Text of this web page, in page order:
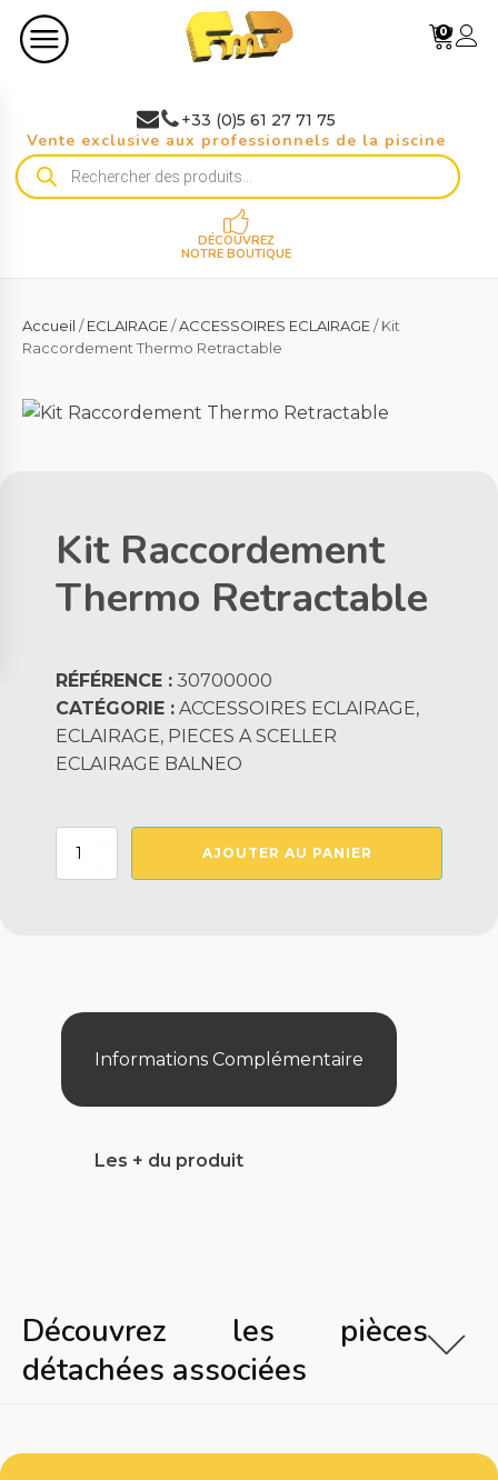
0
+33 (0)5 61 27 71 75
Vente exclusive aux professionnels de la piscine
Recherche
de
DÉCOUVREZ
NOTRE BOUTIQUE
Accueil /ECLAIRAGE/ACCESSOIRES ECLAIRAGE/ Kit
Raccordement Thermo Retractable
Kit Raccordement
Thermo Retractable
RÉFÉRENCE : 30700000
CATÉGORIE : ACCESSOIRES ECLAIRAGE,
ECLAIRAGE, PIECES A SCELLER
ECLAIRAGE BALNEO
quantité
AJOUTER AU PANIER
Informations Complémentaire
Les + du produit
Découvrez les pièces
détachées associées